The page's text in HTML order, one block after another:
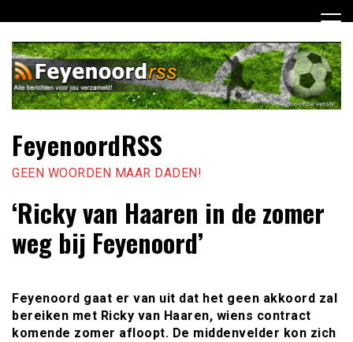
naar
inhoud
FeyenoordRSS
GEEN WOORDEN MAAR DADEN!
‘Ricky van Haaren in de zomer
weg bij Feyenoord’
Feyenoord gaat er van uit dat het geen akkoord zal
bereiken met Ricky van Haaren, wiens contract
komende zomer afloopt. De middenvelder kon zich